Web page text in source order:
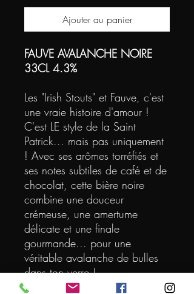
Ajouter au panier
FAUVE AVALANCHE NOIRE
33CL 4.3%
Les "Irish Stouts" et Fauve, c'est
une vraie histoire d'amour !
C'est LE style de la Saint
Patrick... mais pas uniquement
! Avec ses arômes torréfiés et
ses notes subtiles de café et de
chocolat, cette bière noire
combine une douceur
crémeuse, une amertume
délicate et une finale
gourmande... pour une
véritable avalanche de bulles
dans ton verre !